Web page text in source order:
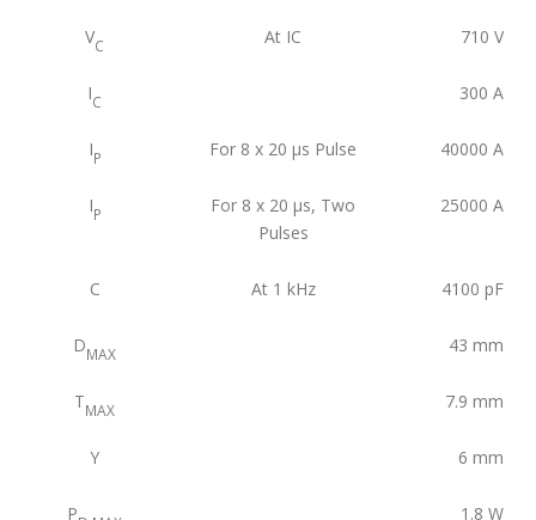
VC At IC 710 V
IC 300 A
IP For 8 x 20 μs Pulse 40000 A
IP
For 8 x 20 μs, Two
Pulses
25000 A
C At 1 kHz 4100 pF
DMAX 43 mm
TMAX 7.9 mm
Y 6 mm
P 1.8 W